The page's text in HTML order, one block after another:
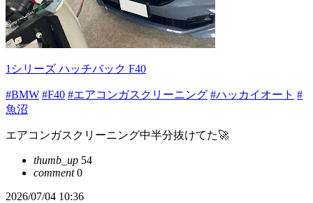
1シリーズ ハッチバック F40
#BMW #F40 #エアコンガスクリーニング #ハッカイオート #
魚沼
エアコンガスクリーニング中半分抜けてた🚀
thumb_up 54
comment0
2026/07/04 10:36